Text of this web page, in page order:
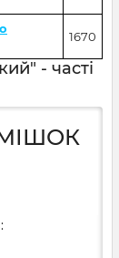
1670
- часті